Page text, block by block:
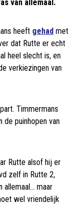
van allemaal.
heeft gehad met
dat Rutte er echt
heel slecht is, en
verkiezingen van
Timmermans
puinhopen van
Rutte alsof hij er
zelf in Rutte 2,
maar
wel vriendelijk